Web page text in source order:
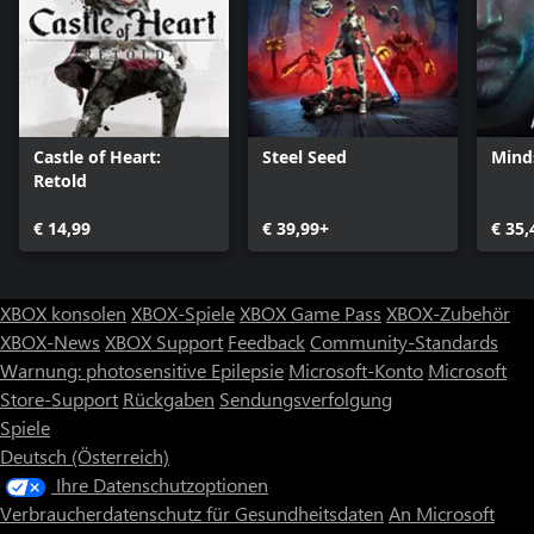
Hunderte weitere Ausrüstungsgegenstände und Verbesserungen.
- Vollkommen neue Erfolge und Meisterherausforderungen.
- Brillante Action-Thriller-Story von dem bekannten Comic-Autor
Peter David.
- Sensationelle Grafiken und herausragendes Gameplay dank der
Unreal Engine 3 von Epic Games.
Spiel-Updates:
- Charaktere, Feinde, Umgebungen und Interface in perfekter
HD-Qualität.
- Neue Erfolge und Meisterherausforderungen.
Plattform-Features:
- Unterstützt Xbox Live-Erfolge, -Bestenlisten, -Freundeslisten
und -Cloud-Speichern.
Mehr Informationen über Shadow Complex Remastered auf der
offiziellen Website unter: www.ShadowComplex.com und auf
Twitter, Facebook, Instagram, YouTube und Twitch.
Castle of Heart:
Retold
€ 14,99
Steel Seed
€ 39,99+ €
XBOX konsolen XBOX-SpieleXBOX Game Pass XBOX-Zubehör
XBOX-News XBOX Support FeedbackCommunity-Standards
Warnung: photosensitive Epilepsie Microsoft-Konto Microsoft
Store-Support Rückgaben Sendungsverfolgung
Spiele
Deutsch (Österreich)
Ihre Datenschutzoptionen
Verbraucherdatenschutz für Gesundheitsdaten An Microsoft